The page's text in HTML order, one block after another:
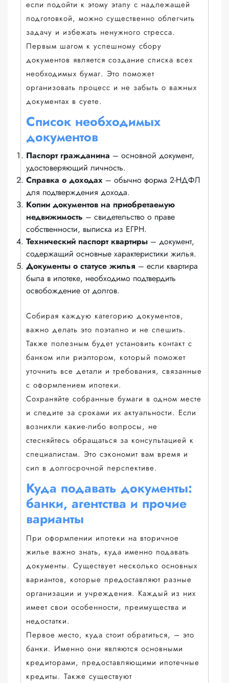
если подойти к этому этапу с надлежащей
подготовкой, можно существенно облегчить
задачу и избежать ненужного стресса.
Первым шагом к успешному сбору
документов является создание списка всех
необходимых бумаг. Это поможет
организовать процесс и не забыть о важных
документах в суете.
Список необходимых
документов
Паспорт гражданина – основной документ,
удостоверяющий личность.
Справка о доходах – обычно форма 2-НДФЛ
для подтверждения дохода.
Копии документов на приобретаемую
недвижимость – свидетельство о праве
собственности, выписка из ЕГРН.
Технический паспорт квартиры – документ,
содержащий основные характеристики жилья.
Документы о статусе жилья – если квартира
была в ипотеке, необходимо подтвердить
освобождение от долгов.
Собирая каждую категорию документов,
важно делать это поэтапно и не спешить.
Также полезным будет установить контакт с
банком или риэлтором, который поможет
уточнить все детали и требования, связанные
с оформлением ипотеки.
Сохраняйте собранные бумаги в одном месте
и следите за сроками их актуальности. Если
возникли какие-либо вопросы, не
стесняйтесь обращаться за консультацией к
специалистам. Это сэкономит вам время и
сил в долгосрочной перспективе.
Куда подавать документы:
банки, агентства и прочие
варианты
При оформлении ипотеки на вторичное
жилье важно знать, куда именно подавать
документы. Существует несколько основных
вариантов, которые предоставляют разные
организации и учреждения. Каждый из них
имеет свои особенности, преимущества и
недостатки.
Первое место, куда стоит обратиться, – это
банки. Именно они являются основными
кредиторами, предоставляющими ипотечные
кредиты. Также существуют